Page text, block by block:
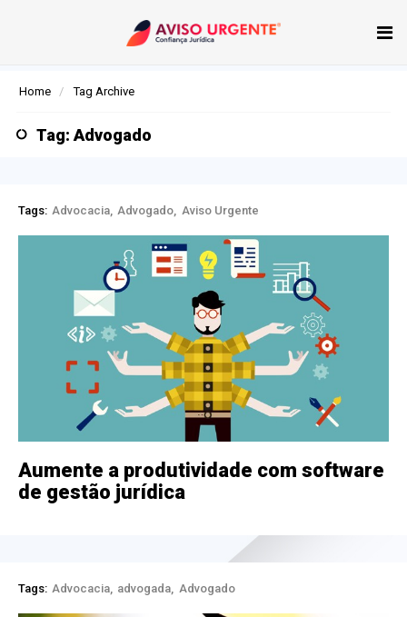
Home Tag Archive
Tag: Advogado
Tags: Advocacia Advogado Aviso Urgente
Aumente a produtividade com software
de gestão jurídica
Tags: Advocacia advogada Advogado